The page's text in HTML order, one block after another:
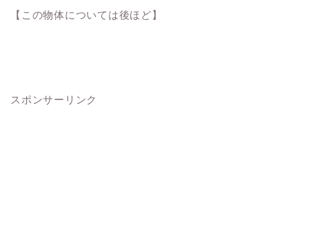
【この物体については後ほど】
スポンサーリンク